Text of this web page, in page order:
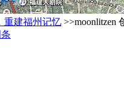
重建福州记忆 >>moonlitzen